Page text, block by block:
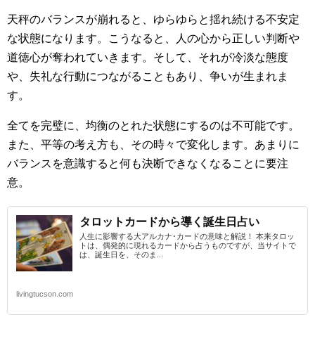
天秤のバランスが崩れると、ゆらゆらと揺れ続ける不安定
な状態になります。こうなると、人の心から正しい判断や
道徳心が奪われていきます。そして、それが冷淡な態度
や、失礼な行動につながることもあり、争いが生まれま
す。
全てを完璧に、均衡のとれた状態にするのは不可能です。
また、平等の考え方も、その時々で変化します。あまりに
バランスを意識すると何も決断できなくなることに要注
意。
タロットカードから導く誕生日占い
人生に影響する大アルカナ･カードの意味と解説！ 本来タロッ
トは、偶発的に現れるカードから占うものですが、当サイトで
は、誕生日を、そのま...
livingtucson.com